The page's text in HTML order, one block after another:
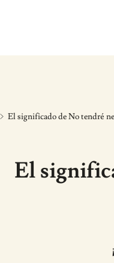
El significado de No tendré
El